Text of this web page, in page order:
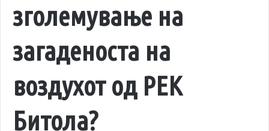
зголемување на
загаденоста на
воздухот од РЕК
Битола?